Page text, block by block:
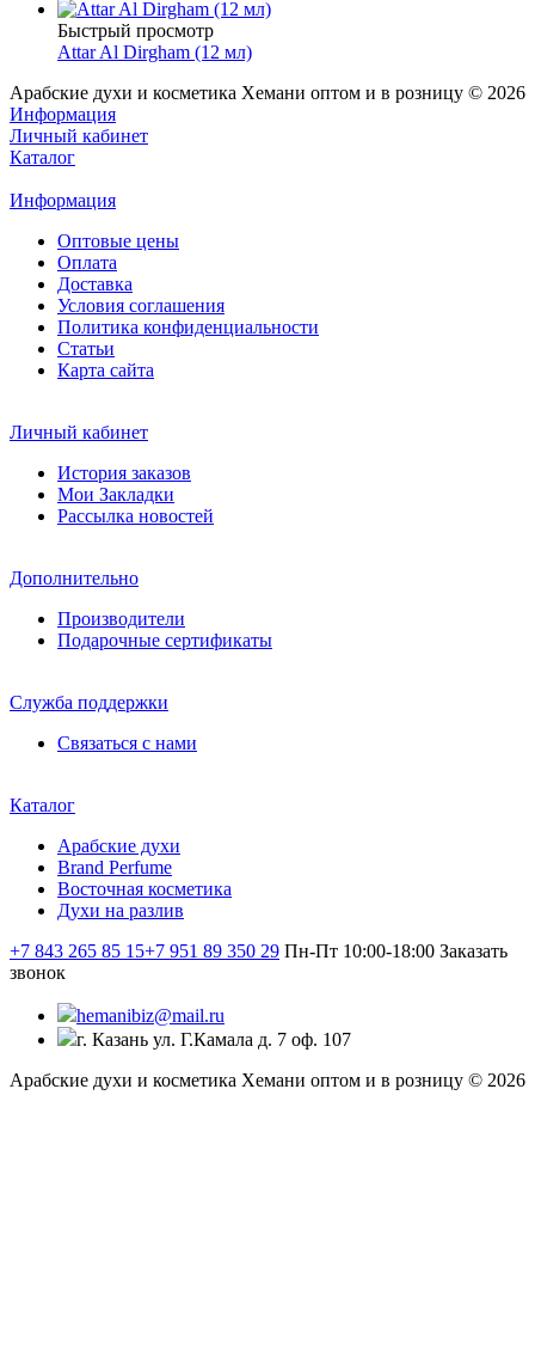
Быстрый просмотр
Attar Al Dirgham (12 мл)
Арабские духи и косметика Хемани оптом и в розницу © 2026
Информация
Личный кабинет
Каталог
Информация
Оптовые цены
Оплата
Доставка
Условия соглашения
Политика конфиденциальности
Статьи
Карта сайта
Личный кабинет
История заказов
Мои Закладки
Рассылка новостей
Дополнительно
Производители
Подарочные сертификаты
Служба поддержки
Связаться с нами
Каталог
Арабские духи
Brand Perfume
Восточная косметика
Духи на разлив
+7 843 265 85 15+7 951 89 350 29 Пн-Пт 10:00-18:00 Заказать
звонок
hemanibiz@mail.ru
г. Казань ул. Г.Камала д. 7 оф. 107
Арабские духи и косметика Хемани оптом и в розницу © 2026